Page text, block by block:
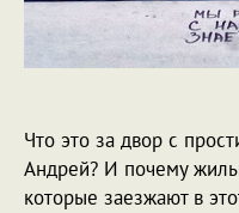
Что это за двор с
Андрей? И почему
которые заезжают в